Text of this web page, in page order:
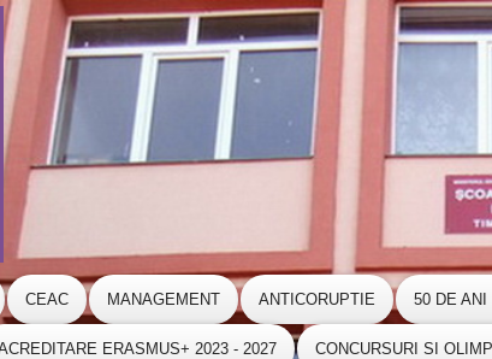
CEAC MANAGEMENT ANTICORUPTIE 50 DE ANI
ERASMUS+ 2023 - 2027 CONCURSURI SI